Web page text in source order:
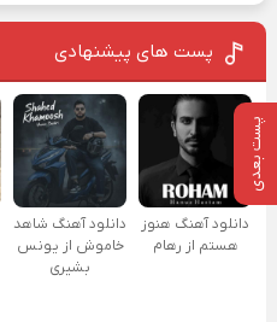
پست بعدی
پست های پیشنهادی
دانلود آهنگ هنوز
هستم از رهام
دانلود آهنگ شاهد
خاموش از یونس
بشیری